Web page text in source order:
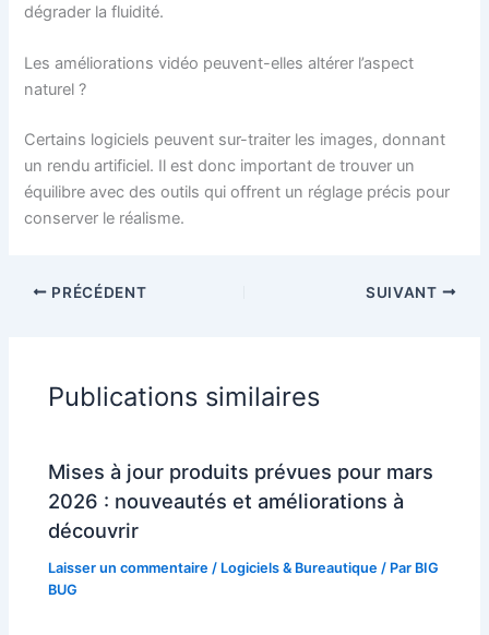
dégrader la fluidité.
Les améliorations vidéo peuvent-elles altérer l’aspect
naturel ?
Certains logiciels peuvent sur-traiter les images, donnant
un rendu artificiel. Il est donc important de trouver un
équilibre avec des outils qui offrent un réglage précis pour
conserver le réalisme.
PRÉCÉDENT SUIVANT
Publications similaires
Mises à jour produits prévues pour mars
2026 : nouveautés et améliorations à
découvrir
Laisser un commentaire / Logiciels & Bureautique / Par BIG
BUG